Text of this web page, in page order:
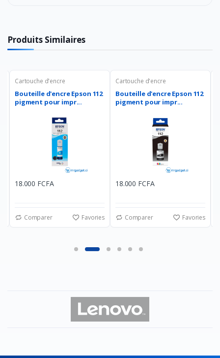
Produits Similaires
Cartouche d'encre
Bouteille d'encre Epson 112
pigment pour impr...
18.000 FCFA
Comparer Favories
Cartouche d'encre
Bouteille d'encre Epson 112
pigment pour impr...
18.000 FCFA
Comparer Favories